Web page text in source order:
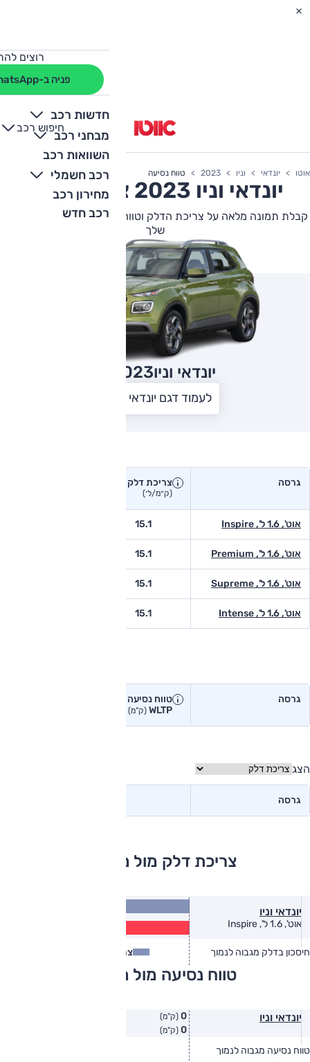
רוצים
פניה ב-WhatsApp
חדשות רכב
מבחני רכב
השוואות רכב
רכב חשמלי
מחירון רכב
רכב חדש
חיפוש רכב
+
-
אוטו יונדאי וניו 2023 טווח נסיעה
יונדאי וניו
קבלת תמונה מלאה על צריכת הדלק וטווח הנסיעה של יונדאי וניו הבא
שלך
יונדאי וניו2023
לעמוד דגם יונדאי וניו
גרסה צריכת דלק יצרן
(ק״מ/ל׳)
אוט', 1.6 ל', Inspire 15.1
אוט', 1.6 ל', Premium 15.1
אוט', 1.6 ל', Supreme 15.1
אוט', 1.6 ל', Intense 15.1
גרסה
טווח נסיעה יצרן
WLTP(ק"מ)
הצג
גרסה
צריכת דלק מול מתחרים
יונדאי וניו
אוט', 1.6 ל', Inspire
חיסכון בדלק מגבוה לנמוך צריכת דלק
טווח נסיעה מול מתחרים
יונדאי וניו 0 (ק"מ)
0 (ק"מ)
טווח נסיעה מגבוה לנמוך